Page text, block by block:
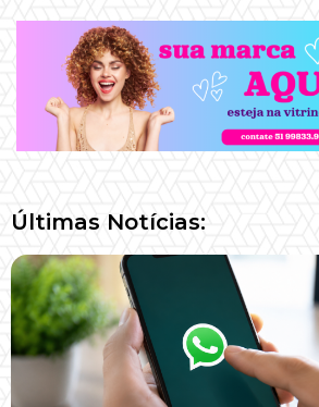
Últimas Notícias: